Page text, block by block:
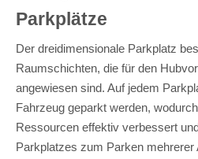
Parkplätze
Der dreidimensionale Parkplatz
Raumschichten, die für den
angewiesen sind. Auf jedem
Fahrzeug geparkt werden,
Ressourcen effektiv verbessert
Parkplatzes zum Parken mehrerer